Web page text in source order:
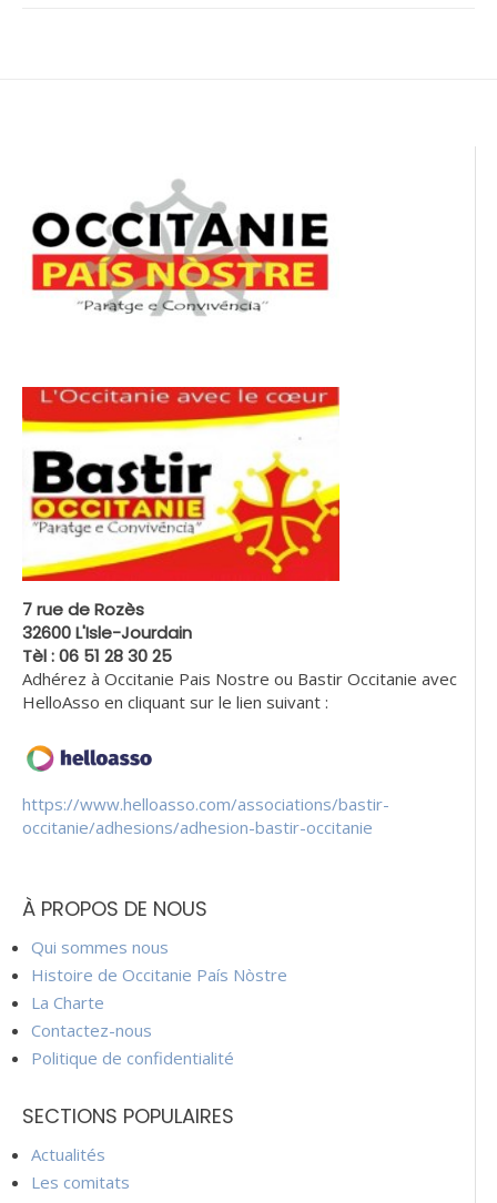
7 rue de Rozès
32600 L'Isle-Jourdain
Tèl : 06 51 28 30 25
Adhérez à Occitanie Pais Nostre ou Bastir Occitanie avec
HelloAsso en cliquant sur le lien suivant :
https://www.helloasso.com/associations/bastir-
occitanie/adhesions/adhesion-bastir-occitanie
À PROPOS DE NOUS
Qui sommes nous
Histoire de Occitanie País Nòstre
La Charte
Contactez-nous
Politique de confidentialité
SECTIONS POPULAIRES
Actualités
Les comitats